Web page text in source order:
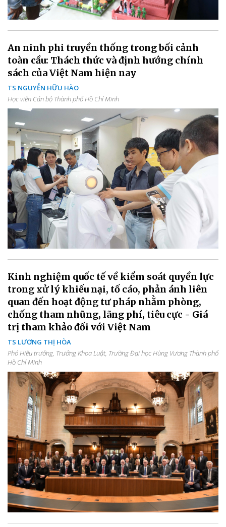
An ninh phi truyền thống trong bối cảnh
toàn cầu: Thách thức và định hướng chính
sách của Việt Nam hiện nay
TS NGUYỄN HỮU HÀO
Học viện Cán bộ Thành phố Hồ Chí Minh
Kinh nghiệm quốc tế về kiểm soát quyền lực
trong xử lý khiếu nại, tố cáo, phản ánh liên
quan đến hoạt động tư pháp nhằm phòng,
chống tham nhũng, lãng phí, tiêu cực - Giá
trị tham khảo đối với Việt Nam
TS LƯƠNG THỊ HÒA
Phó Hiệu trưởng, Trưởng Khoa Luật, Trường Đại học Hùng Vương Thành phố
Hồ Chí Minh